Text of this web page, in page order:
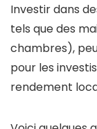
Investir dans
tels que des
chambres),
pour les
rendement